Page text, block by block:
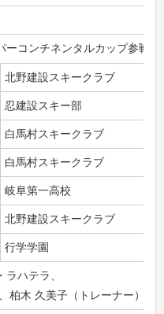
ーコンチネンタルカップ参戦
北野建設スキークラブ
忍建設スキー部
白馬村スキークラブ
白馬村スキークラブ
岐阜第一高校
北野建設スキークラブ
行学学園
ハテラ、
柏木 久美子（トレーナー）